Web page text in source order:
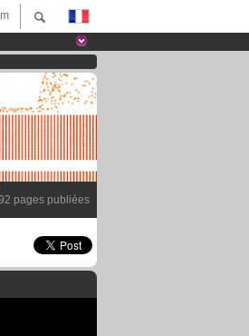
pages publiées